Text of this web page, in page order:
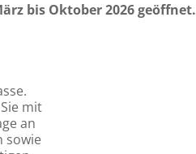
bis Oktober 2026 geöffnet.
mit
an
sowie